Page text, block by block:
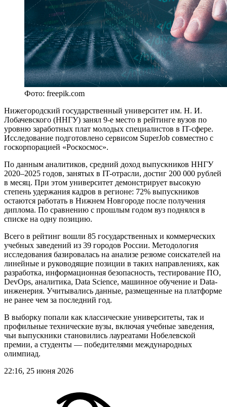
Фото: freepik.com
Нижегородский государственный университет им. Н. И.
Лобачевского (ННГУ) занял 9-е место в рейтинге вузов по
уровню заработных плат молодых специалистов в IT-сфере.
Исследование подготовлено сервисом SuperJob совместно с
госкорпорацией «Роскосмос».
По данным аналитиков, средний доход выпускников ННГУ
2020–2025 годов, занятых в IT-отрасли, достиг 200 000 рублей
в месяц. При этом университет демонстрирует высокую
степень удержания кадров в регионе: 72% выпускников
остаются работать в Нижнем Новгороде после получения
диплома. По сравнению с прошлым годом вуз поднялся в
списке на одну позицию.
Всего в рейтинг вошли 85 государственных и коммерческих
учебных заведений из 39 городов России. Методология
исследования базировалась на анализе резюме соискателей на
линейные и руководящие позиции в таких направлениях, как
разработка, информационная безопасность, тестирование ПО,
DevOps, аналитика, Data Science, машинное обучение и Data-
инженерия. Учитывались данные, размещенные на платформе
не ранее чем за последний год.
В выборку попали как классические университеты, так и
профильные технические вузы, включая учебные заведения,
чьи выпускники становились лауреатами Нобелевской
премии, а студенты — победителями международных
олимпиад.
22:16, 25 июня 2026